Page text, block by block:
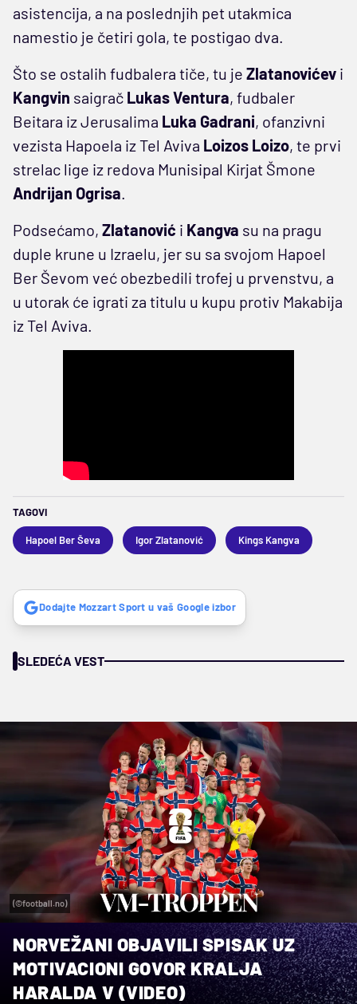
asistencija, a na poslednjih pet utakmica
namestio je četiri gola, te postigao dva.
Što se ostalih fudbalera tiče, tu je Zlatanovićev i
Kangvin saigrač Lukas Ventura, fudbaler
Beitara iz Jerusalima Luka Gadrani, ofanzivni
vezista Hapoela iz Tel Aviva Loizos Loizo, te prvi
strelac lige iz redova Munisipal Kirjat Šmone
Andrijan Ogrisa.
Podsećamo, Zlatanović i Kangva su na pragu
duple krune u Izraelu, jer su sa svojom Hapoel
Ber Ševom već obezbedili trofej u prvenstvu, a
u utorak će igrati za titulu u kupu protiv Makabija
iz Tel Aviva.
TAGOVI
Hapoel Ber Ševa Igor Zlatanović Kings Kangva
Dodajte Mozzart Sport u vaš Google izbor
SLEDEĆA VEST
(©football.no)
NORVEŽANI OBJAVILI SPISAK UZ
MOTIVACIONI GOVOR KRALJA
HARALDA V (VIDEO)